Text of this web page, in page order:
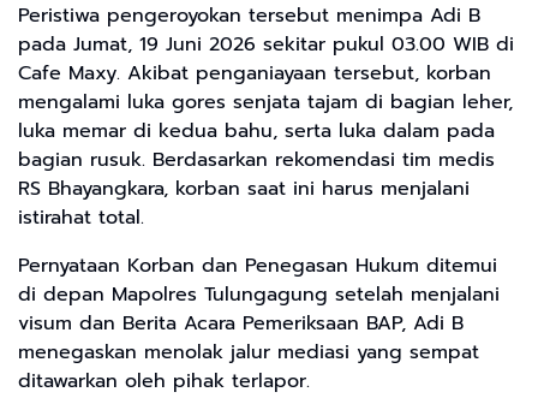
​Peristiwa pengeroyokan tersebut menimpa Adi B
pada Jumat, 19 Juni 2026 sekitar pukul 03.00 WIB di
Cafe Maxy. Akibat penganiayaan tersebut, korban
mengalami luka gores senjata tajam di bagian leher,
luka memar di kedua bahu, serta luka dalam pada
bagian rusuk. Berdasarkan rekomendasi tim medis
RS Bhayangkara, korban saat ini harus menjalani
istirahat total.
​Pernyataan Korban dan Penegasan Hukum ditemui
di depan Mapolres Tulungagung setelah menjalani
visum dan Berita Acara Pemeriksaan BAP, Adi B
menegaskan menolak jalur mediasi yang sempat
ditawarkan oleh pihak terlapor.